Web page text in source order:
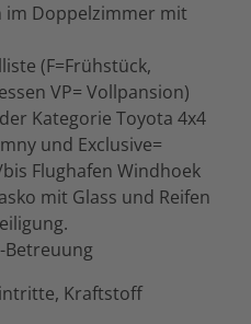
im Doppelzimmer mit
(F=Frühstück,
VP= Vollpansion)
Kategorie Toyota 4x4
und Exclusive=
Flughafen Windhoek
mit Glass und Reifen
Betreuung
Kraftstoff